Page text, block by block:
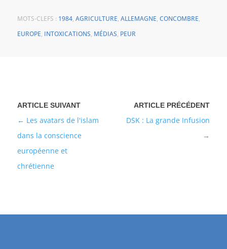
MOTS-CLEFS : 1984, AGRICULTURE, ALLEMAGNE, CONCOMBRE,
EUROPE, INTOXICATIONS, MÉDIAS, PEUR
DSK : La grande Infusion
Les avatars de l'islam
dans la conscience
européenne et
chrétienne